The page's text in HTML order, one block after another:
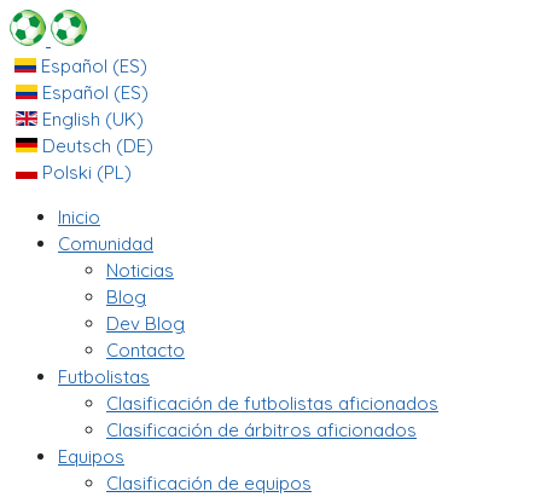
Español (ES)
Español (ES)
English (UK)
Deutsch (DE)
Polski (PL)
Inicio
Comunidad
Noticias
Blog
Dev Blog
Contacto
Futbolistas
Clasificación de futbolistas aficionados
Clasificación de árbitros aficionados
Equipos
Clasificación de equipos